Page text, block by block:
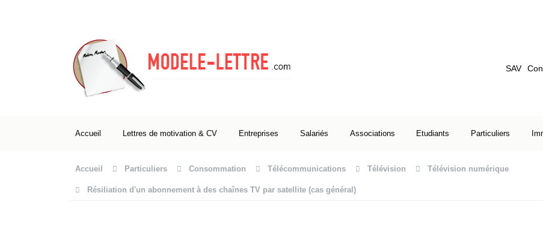
SAV
Accueil Lettres de motivation & CV Entreprises Salariés Associations Etudiants Particuliers
Accueil Particuliers Consommation Télécommunications Télévision Télévision numérique
Résiliation d'un abonnement à des chaînes TV par satellite (cas général)